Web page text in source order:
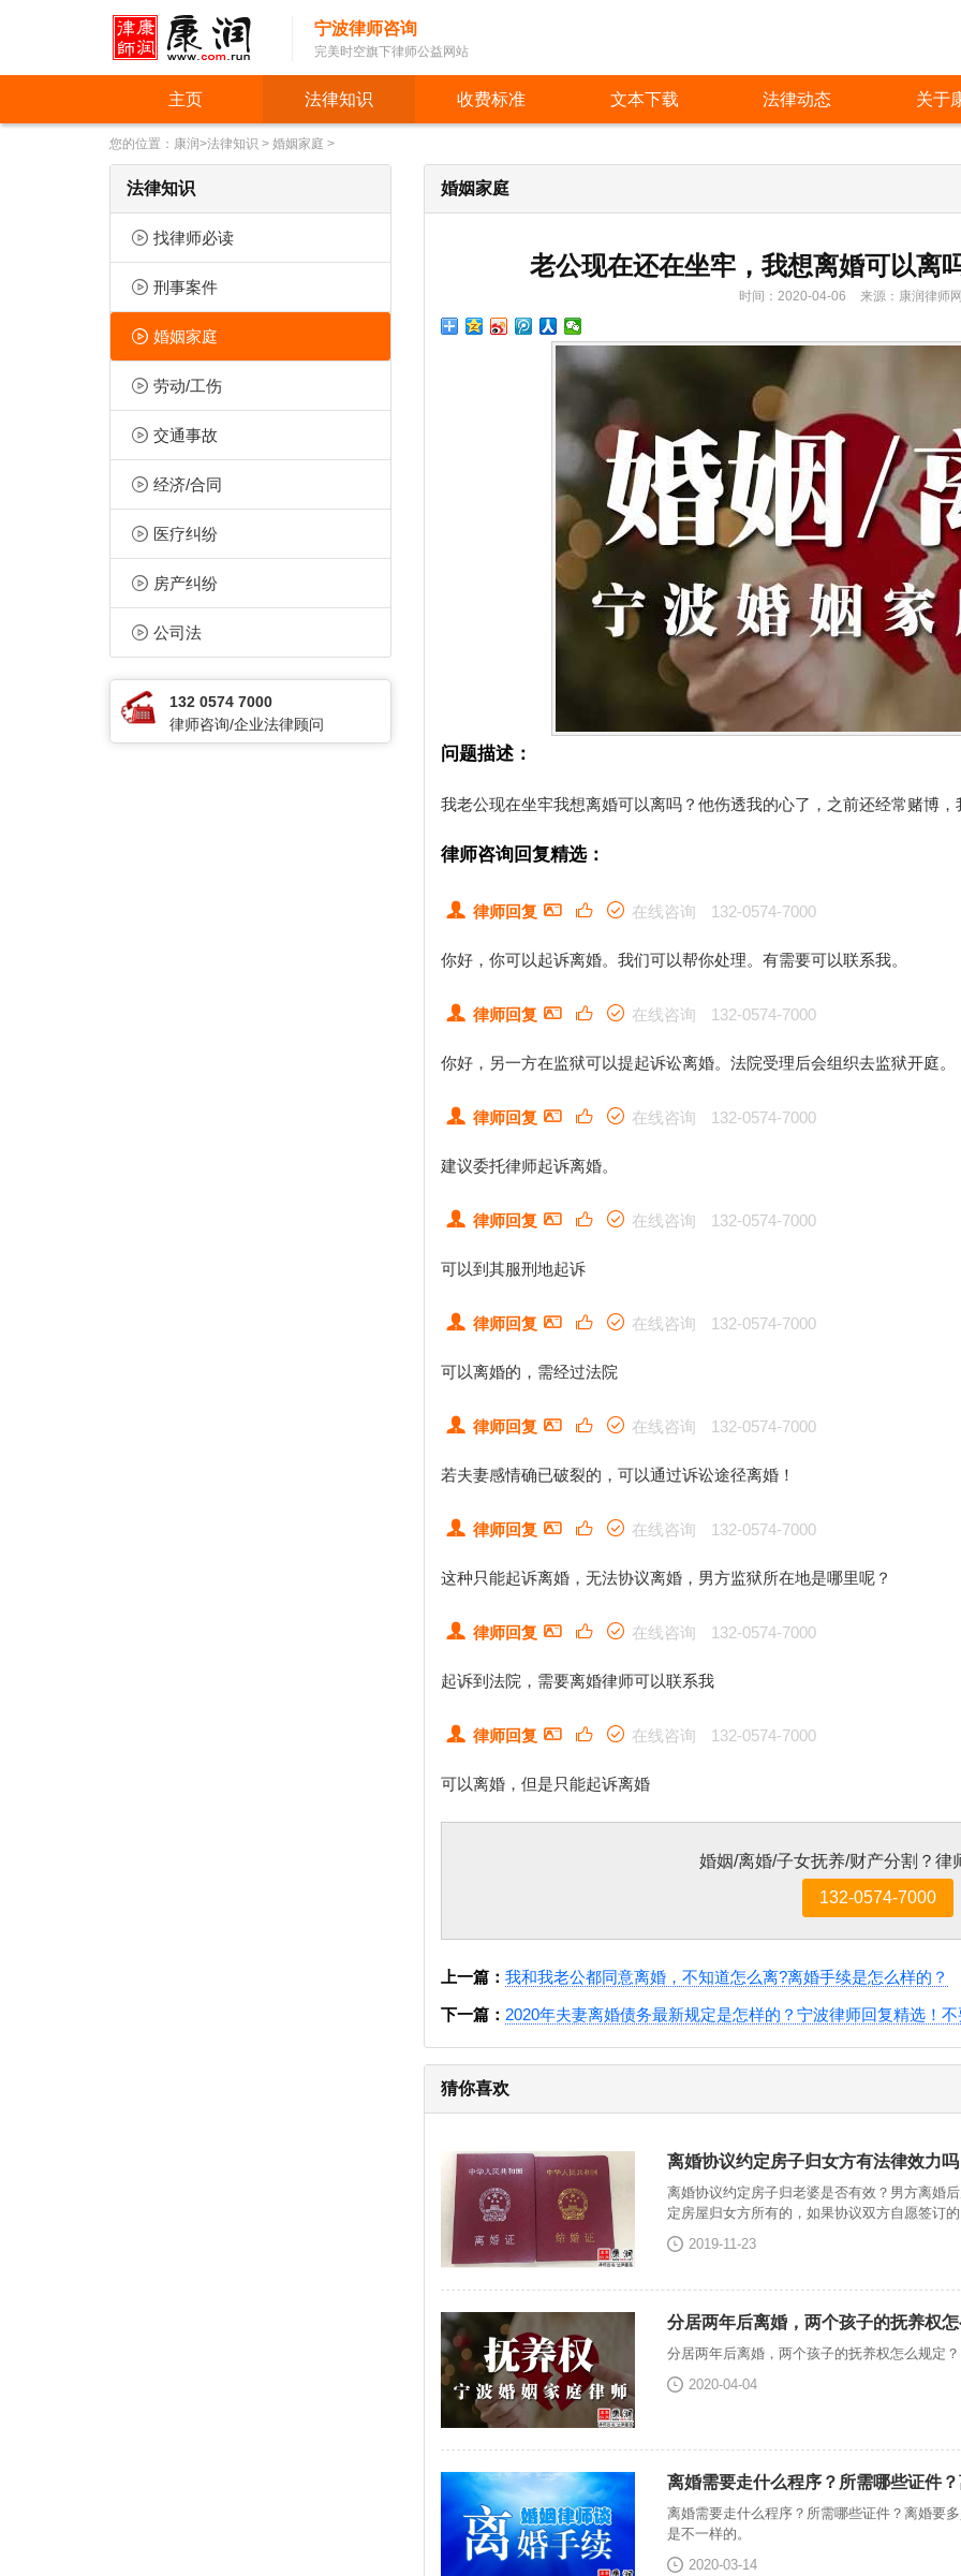
宁波律师咨询
完美时空旗下律师公益网站
主页 法律知识 收费标准 文本下载 法律动态 关于
您的位置： 康润>法律知识 > 婚姻家庭 >
法律知识
找律师必读
刑事案件
婚姻家庭
劳动/工伤
交通事故
经济/合同
医疗纠纷
房产纠纷
公司法
132 0574 7000
律师咨询/企业法律顾问
婚姻家庭
老公现在还在坐牢，我想离婚可以离
时间：2020-04-06 来源： 康润律师网
问题描述：
我老公现在坐牢我想离婚可以离吗？他伤透我的心了，之前还经常赌博，
律师咨询回复精选：
律师回复 在线咨询 132-0574-7000
你好，你可以起诉离婚。我们可以帮你处理。有需要可以联系我。
律师回复 在线咨询 132-0574-7000
你好，另一方在监狱可以提起诉讼离婚。法院受理后会组织去监狱开庭。
律师回复 在线咨询 132-0574-7000
建议委托律师起诉离婚。
律师回复 在线咨询 132-0574-7000
可以到其服刑地起诉
律师回复 在线咨询 132-0574-7000
可以离婚的，需经过法院
律师回复 在线咨询 132-0574-7000
若夫妻感情确已破裂的，可以通过诉讼途径离婚！
律师回复 在线咨询 132-0574-7000
这种只能起诉离婚，无法协议离婚，男方监狱所在地是哪里呢？
律师回复 在线咨询 132-0574-7000
起诉到法院，需要离婚律师可以联系我
律师回复 在线咨询 132-0574-7000
可以离婚，但是只能起诉离婚
婚姻/离婚/子女抚养/财产分割？律
132-0574-7000
上一篇： 我和我老公都同意离婚，不知道怎么离?离婚手续是怎么样的？
下一篇： 2020年夫妻离婚债务最新规定是怎样的？宁波律师回复精选！不
猜你喜欢
离婚协议约定房子归女方有法律效力吗
离婚协议约定房子归老婆是否有效？男方离婚
定房屋归女方所有的，如果协议双方自愿签订
2019-11-23
分居两年后离婚，两个孩子的抚养权怎
分居两年后离婚，两个孩子的抚养权怎么规定？
2020-04-04
离婚需要走什么程序？所需哪些证件
离婚需要走什么程序？所需哪些证件？离婚要
是不一样的。
2020-03-14